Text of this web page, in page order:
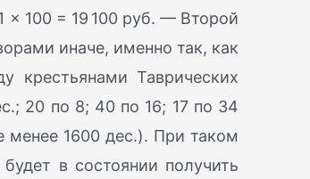
× 100 = 19 100 руб. — Второй
иначе, именно так, как
крестьянами Таврических
20 по 8; 40 по 16; 17 по 34
менее 1600 дес.). При таком
в состоянии получить